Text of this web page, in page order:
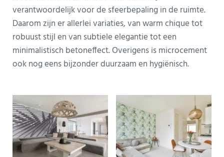
verantwoordelijk voor de sfeerbepaling in de ruimte.
Daarom zijn er allerlei variaties, van warm chique tot
robuust stijl en van subtiele elegantie tot een
minimalistisch betoneffect. Overigens is microcement
ook nog eens bijzonder duurzaam en hygiënisch.